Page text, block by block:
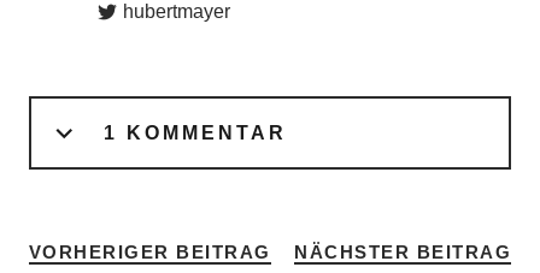
hubertmayer
1 KOMMENTAR
VORHERIGER BEITRAG NÄCHSTER BEITRAG